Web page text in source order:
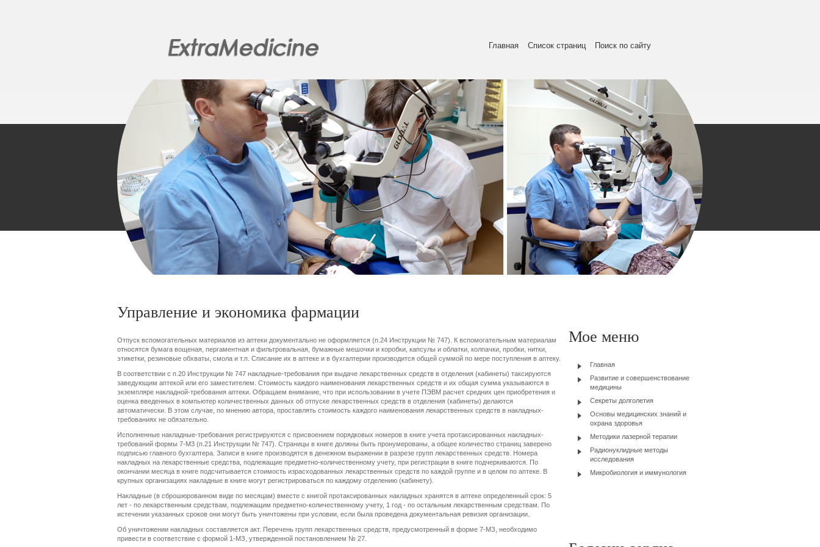
Главная Список страниц Поиск по сайту
Управление и экономика фармации
Отпуск вспомогательных материалов из аптеки документально не оформляется (п.24 Инструкции № 747). К вспомогательным материалам
относятся бумага вощеная, пергаментная и фильтровальная, бумажные мешочки и коробки, капсулы и облатки, колпачки, пробки, нитки,
этикетки, резиновые обхваты, смола и т.п. Списание их в аптеке и в бухгалтерии производится общей суммой по мере поступления в аптеку.
В соответствии с п.20 Инструкции № 747 накладные-требования при выдаче лекарственных средств в отделения (кабинеты) таксируются
заведующим аптекой или его заместителем. Стоимость каждого наименования лекарственных средств и их общая сумма указываются в
экземпляре накладной-требования аптеки. Обращаем внимание, что при использовании в учете ПЭВМ расчет средних цен приобретения и
оценка введенных в компьютер количественных данных об отпуске лекарственных средств в отделения (кабинеты) делаются
автоматически. В этом случае, по мнению автора, проставлять стоимость каждого наименования лекарственных средств в накладных-
требованиях не обязательно.
Исполненные накладные-требования регистрируются с присвоением порядковых номеров в книге учета протаксированных накладных-
требований формы 7-М3 (п.21 Инструкции № 747). Страницы в книге должны быть пронумерованы, а общее количество страниц заверено
подписью главного бухгалтера. Записи в книге производятся в денежном выражении в разрезе групп лекарственных средств. Номера
накладных на лекарственные средства, подлежащие предметно-количественному учету, при регистрации в книге подчеркиваются. По
окончании месяца в книге подсчитывается стоимость израсходованных лекарственных средств по каждой группе и в целом по аптеке. В
крупных организациях накладные в книге могут регистрироваться по каждому отделению (кабинету).
Накладные (в сброшюрованном виде по месяцам) вместе с книгой протаксированных накладных хранятся в аптеке определенный срок: 5
лет - по лекарственным средствам, подлежащим предметно-количественному учету, 1 год - по остальным лекарственным средствам. По
истечении указанных сроков они могут быть уничтожены при условии, если была проведена документальная ревизия организации.
Об уничтожении накладных составляется акт. Перечень групп лекарственных средств, предусмотренный в форме 7-МЗ, необходимо
привести в соответствие с формой 1-МЗ, утвержденной постановлением № 27.
Мое меню
Главная
Развитие и совершенствование
медицины
Секреты долголетия
Основы медицинских знаний и
охрана здоровья
Методики лазерной терапии
Радионуклидные методы
исследования
Микробиология и иммунология